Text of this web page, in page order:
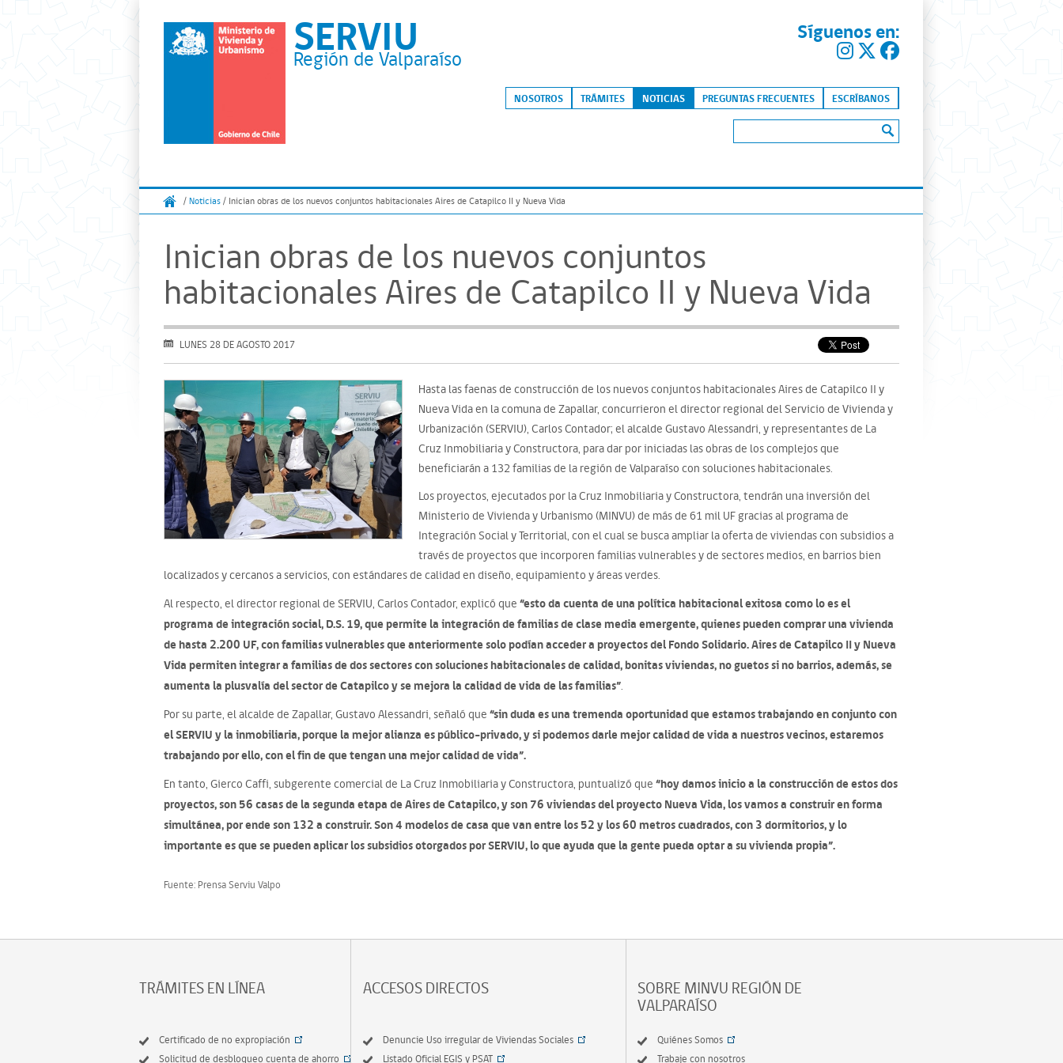
SERVIU
Región de Valparaíso
Síguenos en:
Skip to content
NOSOTROS TRÁMITES NOTICIAS PREGUNTAS FRECUENTES ESCRÍBANOS
/ Noticias / Inician obras de los nuevos conjuntos habitacionales Aires de Catapilco II y Nueva Vida
Inician obras de los nuevos conjuntos
habitacionales Aires de Catapilco II y Nueva Vida
LUNES 28 DE AGOSTO 2017
Hasta las faenas de construcción de los nuevos conjuntos habitacionales Aires de Catapilco II y
Nueva Vida en la comuna de Zapallar, concurrieron el director regional del Servicio de Vivienda y
Urbanización (SERVIU), Carlos Contador; el alcalde Gustavo Alessandri, y representantes de La
Cruz Inmobiliaria y Constructora, para dar por iniciadas las obras de los complejos que
beneficiarán a 132 familias de la región de Valparaíso con soluciones habitacionales.
Los proyectos, ejecutados por la Cruz Inmobiliaria y Constructora, tendrán una inversión del
Ministerio de Vivienda y Urbanismo (MINVU) de más de 61 mil UF gracias al programa de
Integración Social y Territorial, con el cual se busca ampliar la oferta de viviendas con subsidios a
través de proyectos que incorporen familias vulnerables y de sectores medios, en barrios bien
localizados y cercanos a servicios, con estándares de calidad en diseño, equipamiento y áreas verdes.
Al respecto, el director regional de SERVIU, Carlos Contador, explicó que “esto da cuenta de una política habitacional exitosa como lo es el
programa de integración social, D.S. 19, que permite la integración de familias de clase media emergente, quienes pueden comprar una vivienda
de hasta 2.200 UF, con familias vulnerables que anteriormente solo podían acceder a proyectos del Fondo Solidario. Aires de Catapilco II y Nueva
Vida permiten integrar a familias de dos sectores con soluciones habitacionales de calidad, bonitas viviendas, no guetos si no barrios, además, se
aumenta la plusvalía del sector de Catapilco y se mejora la calidad de vida de las familias”.
Por su parte, el alcalde de Zapallar, Gustavo Alessandri, señaló que “sin duda es una tremenda oportunidad que estamos trabajando en conjunto con
el SERVIU y la inmobiliaria, porque la mejor alianza es público-privado, y si podemos darle mejor calidad de vida a nuestros vecinos, estaremos
trabajando por ello, con el fin de que tengan una mejor calidad de vida”.
En tanto, Gierco Caffi, subgerente comercial de La Cruz Inmobiliaria y Constructora, puntualizó que “hoy damos inicio a la construcción de estos dos
proyectos, son 56 casas de la segunda etapa de Aires de Catapilco, y son 76 viviendas del proyecto Nueva Vida, los vamos a construir en forma
simultánea, por ende son 132 a construir. Son 4 modelos de casa que van entre los 52 y los 60 metros cuadrados, con 3 dormitorios, y lo
importante es que se pueden aplicar los subsidios otorgados por SERVIU, lo que ayuda que la gente pueda optar a su vivienda propia”.
Fuente: Prensa Serviu Valpo
TRÁMITES EN LÍNEA
Certificado de no expropiación
Solicitud de desbloqueo cuenta de ahorro
ACCESOS DIRECTOS
Denuncie Uso irregular de Viviendas Sociales
Listado Oficial EGIS y PSAT
SOBRE MINVU REGIÓN DE
VALPARAÍSO
Quiénes Somos
Trabaje con nosotros